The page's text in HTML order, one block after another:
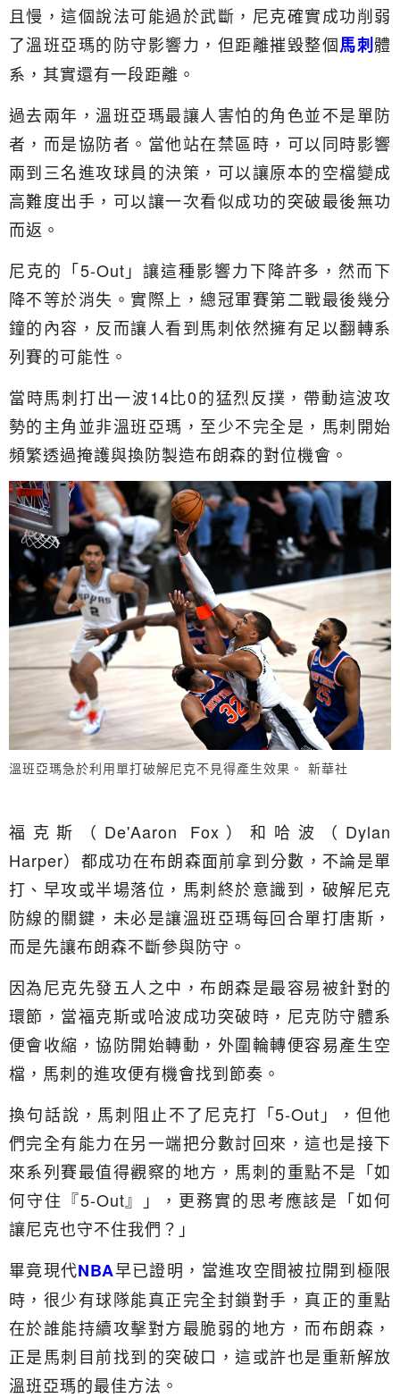
且慢，這個說法可能過於武斷，尼克確實成功削弱
了溫班亞瑪的防守影響力，但距離摧毀整個馬刺體
系，其實還有一段距離。
過去兩年，溫班亞瑪最讓人害怕的角色並不是單防
者，而是協防者。當他站在禁區時，可以同時影響
兩到三名進攻球員的決策，可以讓原本的空檔變成
高難度出手，可以讓一次看似成功的突破最後無功
而返。
尼克的「5-Out」讓這種影響力下降許多，然而下
降不等於消失。實際上，總冠軍賽第二戰最後幾分
鐘的內容，反而讓人看到馬刺依然擁有足以翻轉系
列賽的可能性。
當時馬刺打出一波14比0的猛烈反撲，帶動這波攻
勢的主角並非溫班亞瑪，至少不完全是，馬刺開始
頻繁透過掩護與換防製造布朗森的對位機會。
溫班亞瑪急於利用單打破解尼克不見得產生效果。 新華社
福克斯（De'Aaron Fox）和哈波（Dylan
Harper）都成功在布朗森面前拿到分數，不論是單
打、早攻或半場落位，馬刺終於意識到，破解尼克
防線的關鍵，未必是讓溫班亞瑪每回合單打唐斯，
而是先讓布朗森不斷參與防守。
因為尼克先發五人之中，布朗森是最容易被針對的
環節，當福克斯或哈波成功突破時，尼克防守體系
便會收縮，協防開始轉動，外圍輪轉便容易產生空
檔，馬刺的進攻便有機會找到節奏。
換句話說，馬刺阻止不了尼克打「5-Out」，但他
們完全有能力在另一端把分數討回來，這也是接下
來系列賽最值得觀察的地方，馬刺的重點不是「如
何守住『5-Out』」，更務實的思考應該是「如何
讓尼克也守不住我們？」
畢竟現代NBA早已證明，當進攻空間被拉開到極限
時，很少有球隊能真正完全封鎖對手，真正的重點
在於誰能持續攻擊對方最脆弱的地方，而布朗森，
正是馬刺目前找到的突破口，這或許也是重新解放
溫班亞瑪的最佳方法。